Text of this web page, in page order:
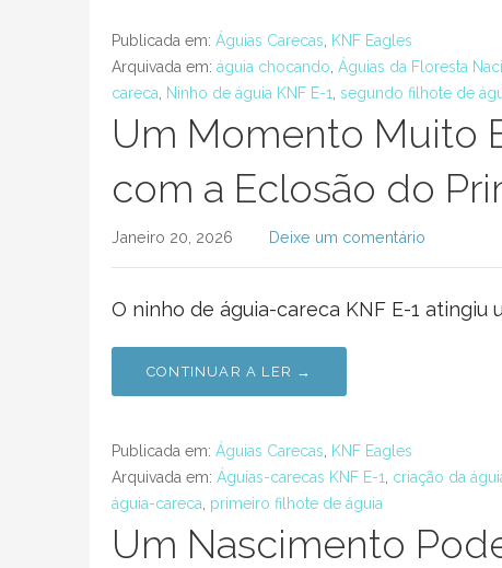
Publicada em: Águias Carecas
KNF Eagles
Arquivada em: águia chocando Águias da Floresta
careca
Ninho de águia KNF E-1 segundo filhote de
Um Momento Muito
com a Eclosão do
Janeiro 20, 2026 Deixe um comentário
O ninho de águia-careca KNF E-1
CONTINUAR A LER →
Publicada em: Águias Carecas
KNF Eagles
Arquivada em: Águias-carecas KNF E-1 criação da
águia-careca primeiro filhote de águia
Um Nascimento